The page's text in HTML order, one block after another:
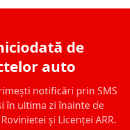
de
auto
notificări prin SMS
în ultima zi înainte de
și Licenței ARR.